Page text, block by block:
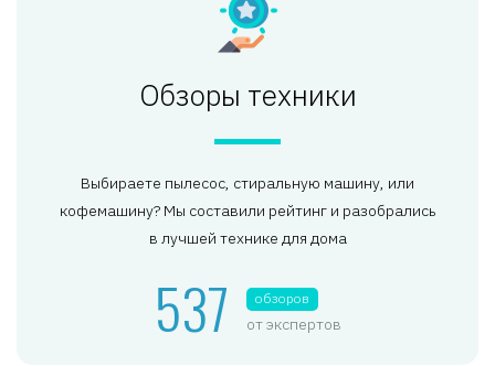
Обзоры техники
Выбираете пылесос, стиральную машину, или
кофемашину? Мы составили рейтинг и разобрались
в лучшей технике для дома
537 обзоров
от экспертов